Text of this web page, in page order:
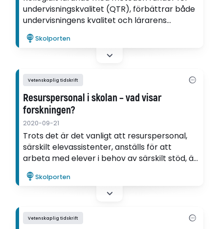
undervisningskvalitet (QTR), förbättrar både
undervisningens kvalitet och lärarens
engagemang. Det konstaterar författarna
Henrik Lindqvist och Jennifer Gore som i sin
artikel diskuterar metodens relevans för
Skolporten
Vetenskaplig tidskrift
Resurspersonal i skolan – vad visar
forskningen?
2020-09-21
Trots det är det vanligt att resurspersonal,
särskilt elevassistenter, anställs för att
arbeta med elever i behov av särskilt stöd, är
arbetsuppgifterna är sällan tydligt
formulerade. Det konstaterar Henrik
Lindqvist, Rickard Östergren och Lotta Holme i
skolan.
Skolporten
Vetenskaplig tidskrift